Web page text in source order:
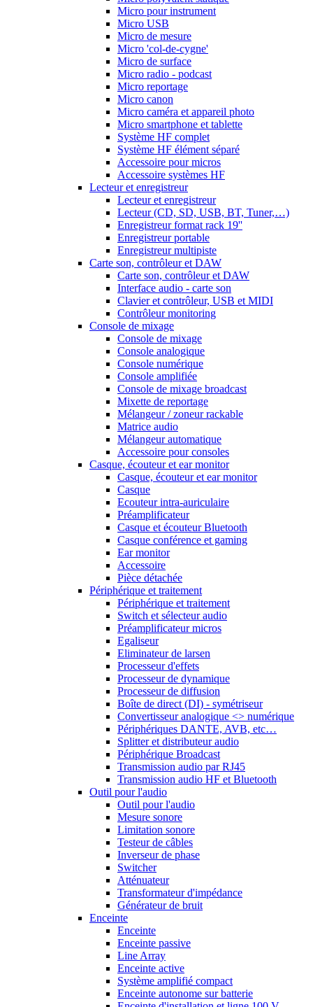
Micro pour instrument
Micro USB
Micro de mesure
Micro 'col-de-cygne'
Micro de surface
Micro radio - podcast
Micro reportage
Micro canon
Micro caméra et appareil photo
Micro smartphone et tablette
Système HF complet
Système HF élément séparé
Accessoire pour micros
Accessoire systèmes HF
Lecteur et enregistreur
Lecteur et enregistreur
Lecteur (CD, SD, USB, BT, Tuner,…)
Enregistreur format rack 19''
Enregistreur portable
Enregistreur multipiste
Carte son, contrôleur et DAW
Carte son, contrôleur et DAW
Interface audio - carte son
Clavier et contrôleur, USB et MIDI
Contrôleur monitoring
Console de mixage
Console de mixage
Console analogique
Console numérique
Console amplifiée
Console de mixage broadcast
Mixette de reportage
Mélangeur / zoneur rackable
Matrice audio
Mélangeur automatique
Accessoire pour consoles
Casque, écouteur et ear monitor
Casque, écouteur et ear monitor
Casque
Ecouteur intra-auriculaire
Préamplificateur
Casque et écouteur Bluetooth
Casque conférence et gaming
Ear monitor
Accessoire
Pièce détachée
Périphérique et traitement
Périphérique et traitement
Switch et sélecteur audio
Préamplificateur micros
Egaliseur
Eliminateur de larsen
Processeur d'effets
Processeur de dynamique
Processeur de diffusion
Boîte de direct (DI) - symétriseur
Convertisseur analogique <> numérique
Périphériques DANTE, AVB, etc…
Splitter et distributeur audio
Périphérique Broadcast
Transmission audio par RJ45
Transmission audio HF et Bluetooth
Outil pour l'audio
Outil pour l'audio
Mesure sonore
Limitation sonore
Testeur de câbles
Inverseur de phase
Switcher
Atténuateur
Transformateur d'impédance
Générateur de bruit
Enceinte
Enceinte
Enceinte passive
Line Array
Enceinte active
Système amplifié compact
Enceinte autonome sur batterie